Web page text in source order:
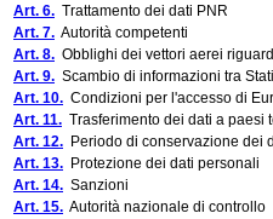
Art. 6. Trattamento dei dati PNR
Art. 7. Autorità competenti
Art. 8. Obblighi dei vettori aerei
Art. 9. Scambio di informazioni tra
Art. 10. Condizioni per l'accesso di
Art. 11. Trasferimento dei dati a paesi
Art. 12. Periodo di conservazione dei
Art. 13. Protezione dei dati personali
Art. 14. Sanzioni
Art. 15. Autorità nazionale di controllo